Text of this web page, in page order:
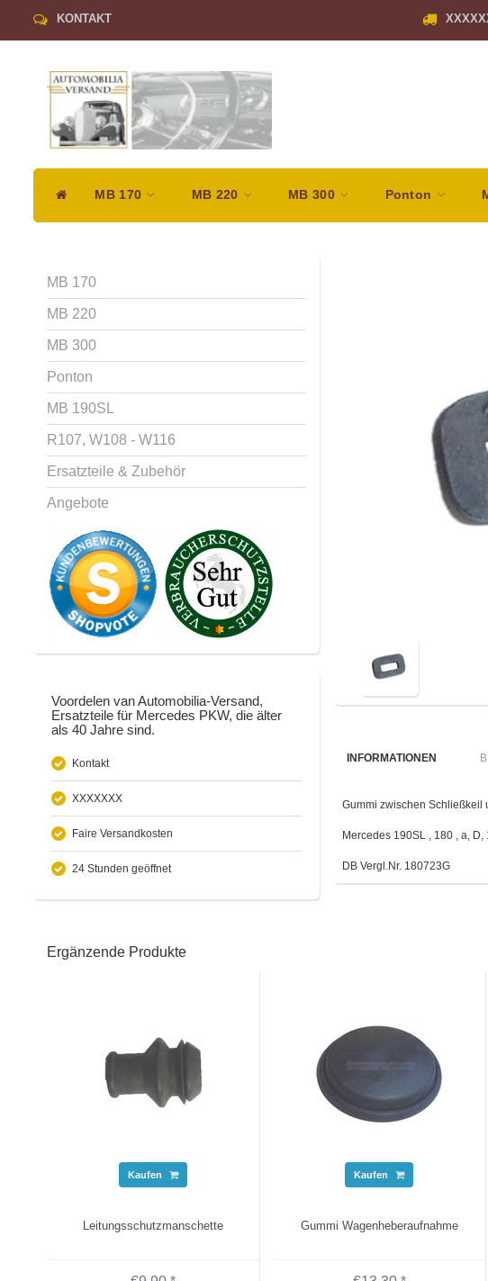
KONTAKT
MB 170 MB 220 MB 300 Ponton
MB 170
MB 220
MB 300
Ponton
MB 190SL
R107, W108 - W116
Ersatzteile & Zubehör
Angebote
Voordelen van Automobilia-Versand,
Ersatzteile für Mercedes PKW, die älter
als 40 Jahre sind.
Kontakt
XXXXXXX
Faire Versandkosten
24 Stunden geöffnet
INFORMATIONEN
Gummi zwischen Schließkeil
Mercedes 190SL , 180 , a, D,
DB Vergl.Nr. 180723G
Ergänzende Produkte
Kaufen
Leitungsschutzmanschette
Kaufen
Gummi Wagenheberaufnahme